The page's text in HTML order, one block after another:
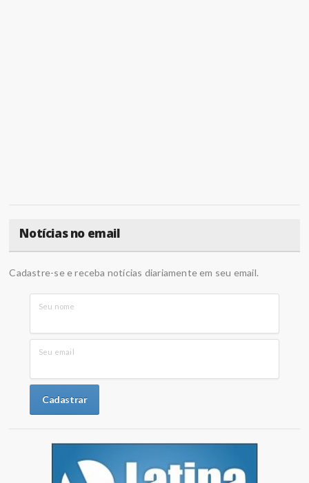
Notícias no email
Cadastre-se e receba notícias diariamente em seu email.
Seu nome
Seu email